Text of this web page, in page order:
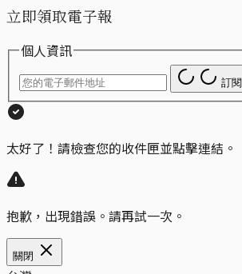
立即領取電子報
個人資訊
訂閱
太好了！請檢查您的收件匣並點擊連結。
抱歉，出現錯誤。請再試一次。
關閉